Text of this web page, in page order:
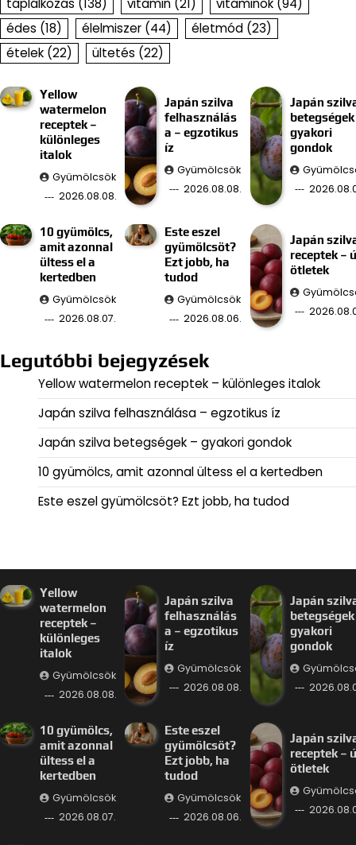
táplálkozás (138) vitamin (21) vitaminok (94)
édes (18) élelmiszer (44) életmód (23)
ételek (22) ültetés (22)
Yellow
watermelon
receptek –
különleges
italok
Gyümölcsök
2026.08.08.
Japán szilva
felhasználás
a – egzotikus
íz
Gyümölcsök
2026.08.08.
Japán
betegségek
gyakori
gondok
10 gyümölcs,
amit azonnal
ültess el a
kertedben
Gyümölcsök
2026.08.07.
Este eszel
gyümölcsöt?
Ezt jobb, ha
tudod
Gyümölcsök
2026.08.06.
Japán
receptek –
ötletek
Legutóbbi bejegyzések
Yellow watermelon receptek – különleges italok
Japán szilva felhasználása – egzotikus íz
Japán szilva betegségek – gyakori gondok
10 gyümölcs, amit azonnal ültess el a kertedben
Este eszel gyümölcsöt? Ezt jobb, ha tudod
Yellow
watermelon
receptek –
különleges
italok
Gyümölcsök
2026.08.08.
Japán szilva
felhasználás
a – egzotikus
íz
Gyümölcsök
2026.08.08.
Japán
betegségek
gyakori
gondok
10 gyümölcs,
amit azonnal
ültess el a
kertedben
Gyümölcsök
2026.08.07.
Este eszel
gyümölcsöt?
Ezt jobb, ha
tudod
Gyümölcsök
2026.08.06.
Japán
receptek –
ötletek